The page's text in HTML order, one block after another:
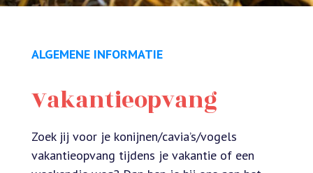
ALGEMENE INFORMATIE
Vakantieopvang
Zoek jij voor je konijnen/cavia’s/vogels
vakantieopvang tijdens je vakantie of een